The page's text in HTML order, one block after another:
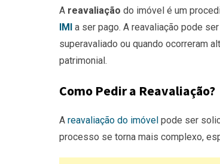
A reavaliação do imóvel é um
IMI a ser pago. A reavaliação pode
superavaliado ou quando ocorreram
patrimonial.
Como Pedir a Reavaliação?
A reavaliação do imóvel pode ser
processo se torna mais complexo,